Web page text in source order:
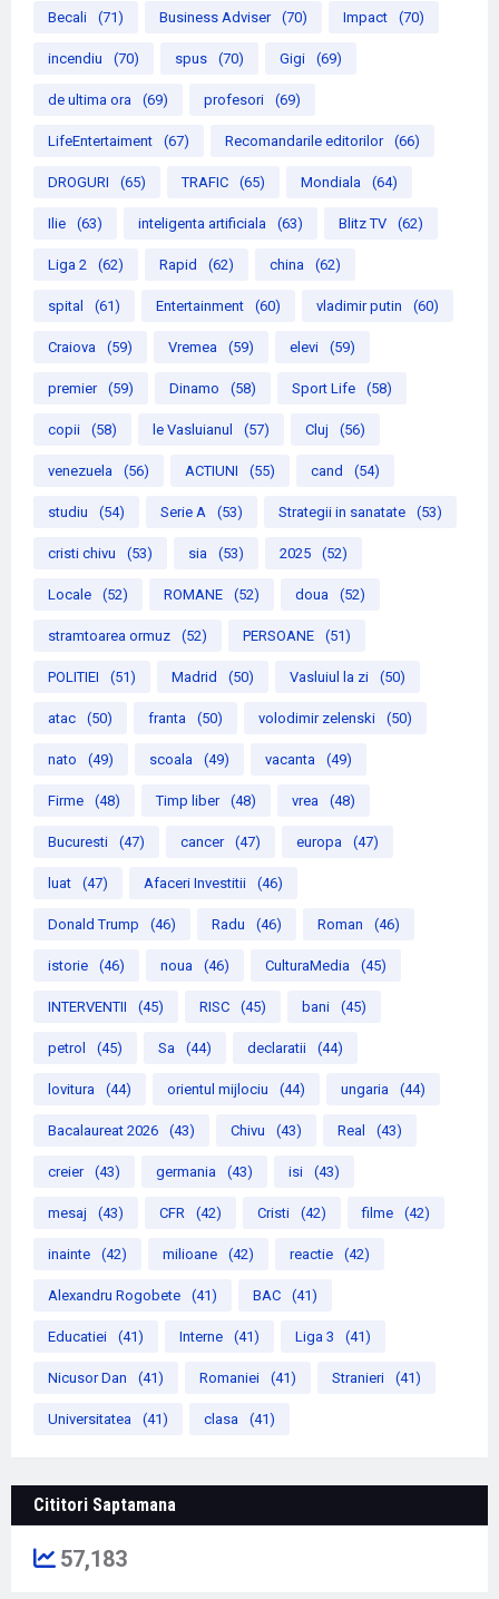
Becali (71) Business Adviser (70) Impact (70)
incendiu (70) spus (70) Gigi (69)
de ultima ora (69) profesori (69)
LifeEntertaiment (67) Recomandarile editorilor (66)
DROGURI (65) TRAFIC (65) Mondiala (64)
Ilie (63) inteligenta artificiala (63) Blitz TV (62)
Liga 2 (62) Rapid (62) china (62)
spital (61) Entertainment (60) vladimir putin (60)
Craiova (59) Vremea (59) elevi (59)
premier (59) Dinamo (58) Sport Life (58)
copii (58) le Vasluianul (57) Cluj (56)
venezuela (56) ACTIUNI (55) cand (54)
studiu (54) Serie A (53) Strategii in sanatate (53)
cristi chivu (53) sia (53) 2025 (52)
Locale (52) ROMANE (52) doua (52)
stramtoarea ormuz (52) PERSOANE (51)
POLITIEI (51) Madrid (50) Vasluiul la zi (50)
atac (50) franta (50) volodimir zelenski (50)
nato (49) scoala (49) vacanta (49)
Firme (48) Timp liber (48) vrea (48)
Bucuresti (47) cancer (47) europa (47)
luat (47) Afaceri Investitii (46)
Donald Trump (46) Radu (46) Roman (46)
istorie (46) noua (46) CulturaMedia (45)
INTERVENTII (45) RISC (45) bani (45)
petrol (45) Sa (44) declaratii (44)
lovitura (44) orientul mijlociu (44) ungaria (44)
Bacalaureat 2026 (43) Chivu (43) Real (43)
creier (43) germania (43) isi (43)
mesaj (43) CFR (42) Cristi (42) filme (42)
inainte (42) milioane (42) reactie (42)
Alexandru Rogobete (41) BAC (41)
Educatiei (41) Interne (41) Liga 3 (41)
Nicusor Dan (41) Romaniei (41) Stranieri (41)
Universitatea (41) clasa (41)
Cititori Saptamana
57,183